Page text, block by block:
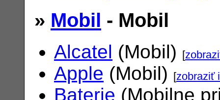
» Mobil - Mobil
Alcatel (Mobil) [
Apple (Mobil) [zobraziť
Baterie (Mobilne